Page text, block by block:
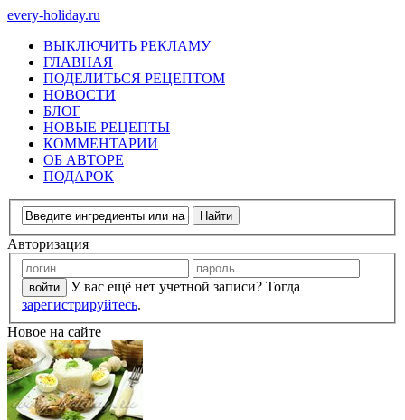
every-holiday.ru
ВЫКЛЮЧИТЬ РЕКЛАМУ
ГЛАВНАЯ
ПОДЕЛИТЬСЯ РЕЦЕПТОМ
НОВОСТИ
БЛОГ
НОВЫЕ РЕЦЕПТЫ
КОММЕНТАРИИ
ОБ АВТОРЕ
ПОДАРОК
Авторизация
У вас ещё нет учетной записи? Тогда
зарегистрируйтесь.
Новое на сайте